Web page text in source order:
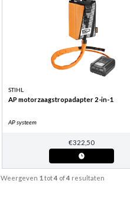
STIHL
AP motorzaagstropadapter 2-in-1
AP systeem
€322,50
Weergeven 1 tot4of4resultaten